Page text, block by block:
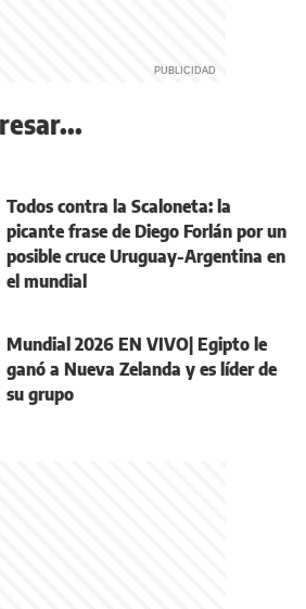
Todos contra la Scaloneta: la
picante frase de Diego Forlán por un
posible cruce Uruguay-Argentina en
el mundial
Mundial 2026 EN VIVO| Egipto le
ganó a Nueva Zelanda y es líder de
su grupo